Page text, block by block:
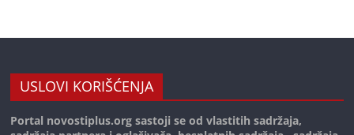
USLOVI KORIŠĆENJA
Portal novostiplus.org sastoji se od vlastitih sadržaja,